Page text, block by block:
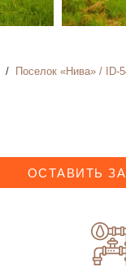
Поселок «Нива» / ID-
ОСТАВИТЬ